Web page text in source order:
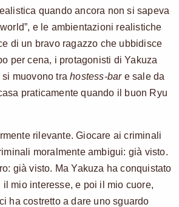
quando ancora non si sapeva
e le ambientazioni realistiche
di un bravo ragazzo che ubbidisce
per cena, i protagonisti di Yakuza
si muovono trahostess-bare sale da
praticamente quando il buon Ryu
rilevante. Giocare ai criminali
moralmente ambigui: già visto.
già visto. Ma Yakuza ha conquistato
mio interesse, e poi il mio cuore,
ha costretto a dare uno sguardo